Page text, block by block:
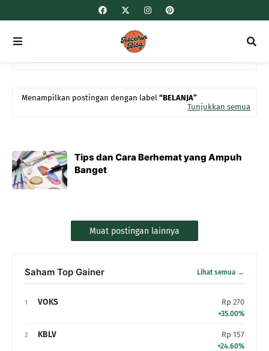
Menampilkan postingan dengan label BELANJA
Tunjukkan semua
Tips dan Cara Berhemat yang Ampuh
Banget
Muat postingan lainnya
Saham Top Gainer Lihat semua →
1 VOKS Rp 270
+35.00%
2 KBLV Rp 157
+24.60%